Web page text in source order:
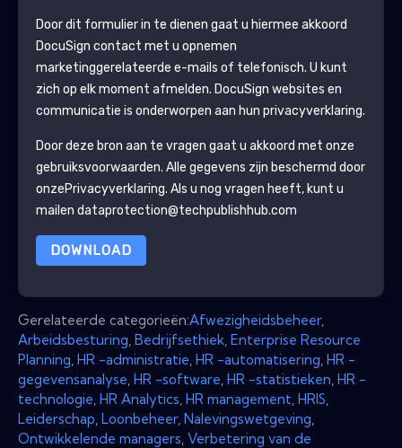
Door dit formulier in te dienen gaat u hiermee akkoord
DocuSign contact met u opnemen
marketinggerelateerde e-mails of telefonisch. U kunt
zich op elk moment afmelden. DocuSign websites en
communicatie is onderworpen aan hun privacyverklaring.
Door deze bron aan te vragen gaat u akkoord met onze
gebruiksvoorwaarden. Alle gegevens zijn beschermd door
onzePrivacyverklaring. Als u nog vragen heeft, kunt u
mailen dataprotection@techpublishhub.com
DOWNLOAD
Gerelateerde categorieën:Afwezigheidsbeheer,
Arbeidsbesturing Bedrijfsethiek Enterprise Resource
Planning HR -administratie HR -automatisering HR -
gegevensanalyse HR -software HR -statistieken HR -
technologie HR Analytics HR management HRIS
Leiderschap Loonbeheer, Nalevingswetgeving
Ontwikkelende managers Verbetering van de